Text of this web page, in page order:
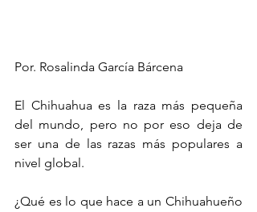
Por. Rosalinda García Bárcena
El Chihuahua es la raza más pequeña
del mundo, pero no por eso deja de
ser una de las razas más populares a
nivel global.
¿Qué es lo que hace a un Chihuahueño